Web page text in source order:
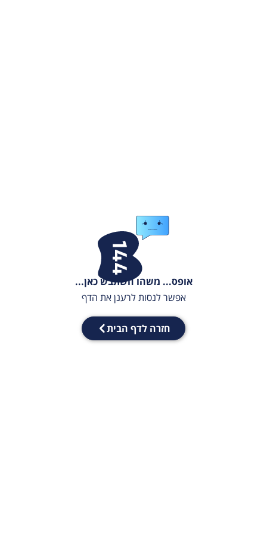
אופס... משהו השתבש כאן...
אפשר לנסות לרענן את הדף
חזרה לדף הבית